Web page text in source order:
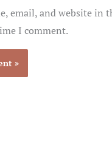
email, and website in
I comment.